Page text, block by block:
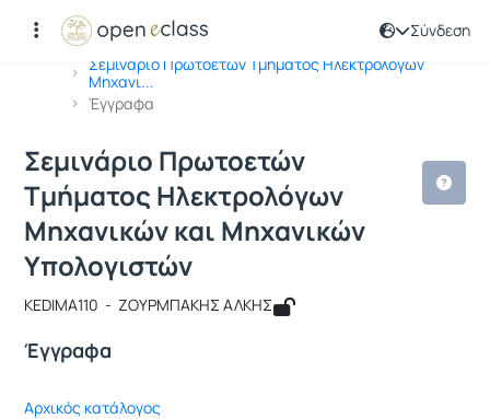
Σύνδεση
Αρχική Σελίδα
Σεμινάριο Πρωτοετών Tμήματος Ηλεκτρολόγων
Μηχανι...
Έγγραφα
Μάθημα : Σεμινάριο Πρωτοετών
Κωδικός : KEDIMA110
Σεμινάριο Πρωτοετών
Tμήματος Ηλεκτρολόγων
Μηχανικών και Μηχανικών
Υπολογιστών
KEDIMA110 - ΖΟΥΡΜΠΑΚΗΣ ΑΛΚΗΣ
Έγγραφα
Αρχικός κατάλογος